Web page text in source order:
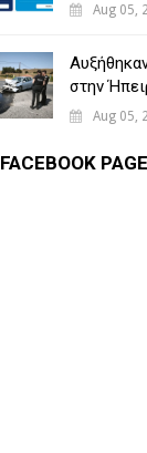
Aug 05,
στην
5.500Aug 05,
FACEBOOK PAGE